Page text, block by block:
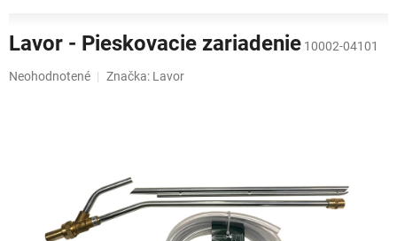
Lavor - Pieskovacie zariadenie 10002-04101
Priemerné
Neohodnotené Značka: Lavor